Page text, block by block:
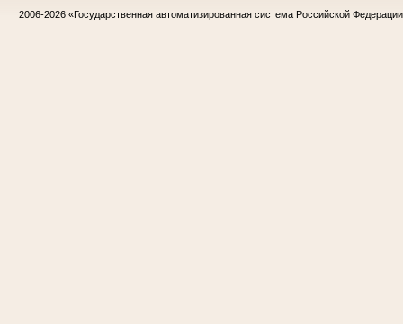
2006-2026 «Государственная автоматизированная система Российской